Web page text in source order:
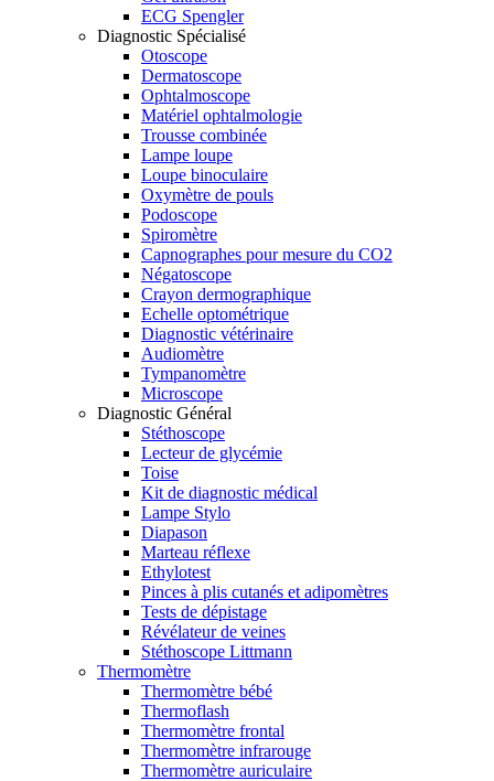
ECG Spengler
Diagnostic Spécialisé
Otoscope
Dermatoscope
Ophtalmoscope
Matériel ophtalmologie
Trousse combinée
Lampe loupe
Loupe binoculaire
Oxymètre de pouls
Podoscope
Spiromètre
Capnographes pour mesure du CO2
Négatoscope
Crayon dermographique
Echelle optométrique
Diagnostic vétérinaire
Audiomètre
Tympanomètre
Microscope
Diagnostic Général
Stéthoscope
Lecteur de glycémie
Toise
Kit de diagnostic médical
Lampe Stylo
Diapason
Marteau réflexe
Ethylotest
Pinces à plis cutanés et adipomètres
Tests de dépistage
Révélateur de veines
Stéthoscope Littmann
Thermomètre
Thermomètre bébé
Thermoflash
Thermomètre frontal
Thermomètre infrarouge
Thermomètre auriculaire